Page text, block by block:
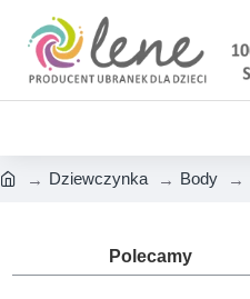
Dziewczynka Body
Polecamy